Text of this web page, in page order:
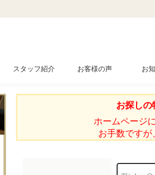
スタッフ紹介 お客様の声 お
お探しの
ホームページ
お手数ですが